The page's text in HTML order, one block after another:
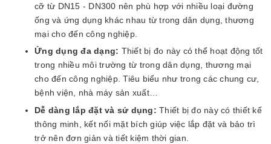
cỡ từ DN15 - DN300 nên phù hợp với nhiều loại đường
ống và ứng dụng khác nhau từ trong dân dụng, thương
mại cho đến công nghiệp.
Ứng dụng đa dạng: Thiết bị đo này có thể hoạt động tốt
trong nhiều môi trường từ trong dân dụng, thương mại
cho đến công nghiệp. Tiêu biểu như trong các chung cư,
bệnh viện, nhà máy sản xuất…
Dễ dàng lắp đặt và sử dụng: Thiết bị đo này có thiết kế
thông minh, kết nối mặt bích giúp việc lắp đặt và bảo trì
trở nên đơn giản và tiết kiệm thời gian.